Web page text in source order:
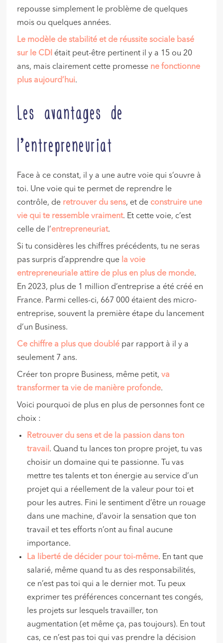
repousse simplement le problème de quelques
mois ou quelques années.
Le modèle de stabilité et de réussite sociale basé
sur le CDI était peut-être pertinent il y a 15 ou 20
ans, mais clairement cette promesse ne fonctionne
plus aujourd’hui.
Les avantages de
l’entrepreneuriat
Face à ce constat, il y a une autre voie qui s’ouvre à
toi. Une voie qui te permet de reprendre le
contrôle, de retrouver du sens, et de construire une
vie qui te ressemble vraiment. Et cette voie, c’est
celle de l’entrepreneuriat.
Si tu considères les chiffres précédents, tu ne seras
pas surpris d’apprendre que la voie
entrepreneuriale attire de plus en plus de monde.
En 2023, plus de 1 million d’entreprise a été créé en
France. Parmi celles-ci, 667 000 étaient des micro-
entreprise, souvent la première étape du lancement
d’un Business.
Ce chiffre a plus que doublé par rapport à il y a
seulement 7 ans.
Créer ton propre Business, même petit,va
transformer ta vie de manière profonde.
Voici pourquoi de plus en plus de personnes font ce
choix :
Retrouver du sens et de la passion dans ton
travail. Quand tu lances ton propre projet, tu vas
choisir un domaine qui te passionne. Tu vas
mettre tes talents et ton énergie au service d’un
projet qui a réellement de la valeur pour toi et
pour les autres. Fini le sentiment d’être un rouage
dans une machine, d’avoir la sensation que ton
travail et tes efforts n’ont au final aucune
importance.
La liberté de décider pour toi-même. En tant que
salarié, même quand tu as des responsabilités,
ce n’est pas toi qui a le dernier mot. Tu peux
exprimer tes préférences concernant tes congés,
les projets sur lesquels travailler, ton
augmentation (et même ça, pas toujours). En tout
cas, ce n’est pas toi qui vas prendre la décision